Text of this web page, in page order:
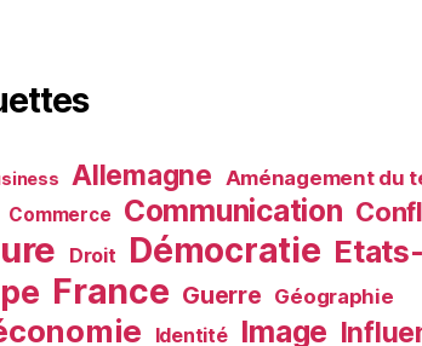
Allemagne Aménagement du
Commerce Communication
Droit Démocratie
France Guerre Géographie
Identité Image